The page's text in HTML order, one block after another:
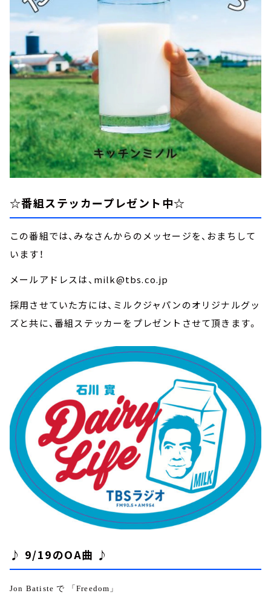
☆番組ステッカープレゼント中☆
この番組では、みなさんからのメッセージを、おまちして
います！
メールアドレスは、milk@tbs.co.jp
採用させていた方には、ミルクジャパンのオリジナルグッ
ズと共に、番組ステッカーをプレゼントさせて頂きます。
♪ 9/19のOA曲 ♪
Jon Batisteで 「Freedom 」